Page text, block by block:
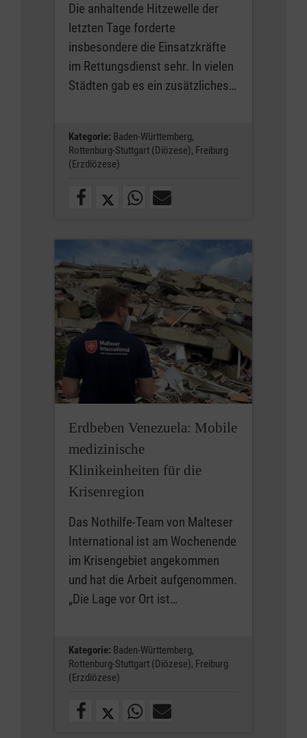
Die anhaltende Hitzewelle der
letzten Tage forderte
insbesondere die Einsatzkräfte
im Rettungsdienst sehr. In vielen
Städten gab es ein zusätzliches…
Kategorie: Baden-Württemberg,
Rottenburg-Stuttgart (Diözese), Freiburg
(Erzdiözese)
Erdbeben Venezuela: Mobile
medizinische
Klinikeinheiten für die
Krisenregion
Das Nothilfe-Team von Malteser
International ist am Wochenende
im Krisengebiet angekommen
und hat die Arbeit aufgenommen.
„Die Lage vor Ort ist…
Kategorie: Baden-Württemberg,
Rottenburg-Stuttgart (Diözese), Freiburg
(Erzdiözese)